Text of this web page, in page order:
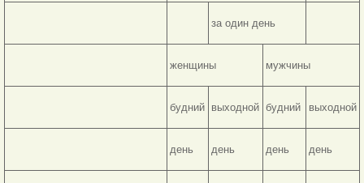
за один день
женщины мужчины
будний выходной будний выходной
день день день день